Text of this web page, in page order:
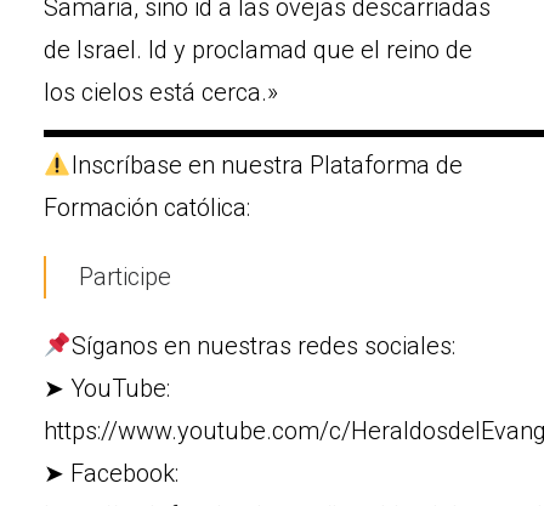
Samaria, sino id a las ovejas descarriadas
de Israel. Id y proclamad que el reino de
los cielos está cerca.»
Inscríbase en nuestra Plataforma de
Formación católica:
Participe
Síganos en nuestras redes sociales:
➤ YouTube:
https://www.youtube.com/c/
➤ Facebook: